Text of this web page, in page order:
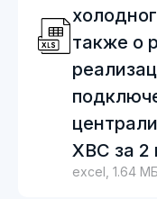
также о
ХВС за 2
excel, 1.64 МБ